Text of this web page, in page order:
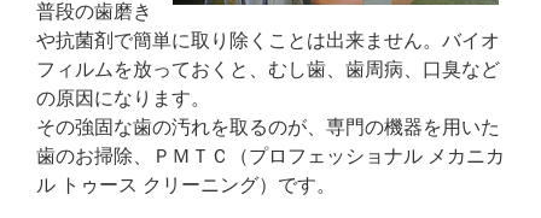
普段の歯磨き
や抗菌剤で簡単に取り除くことは出来ません。バイオ
フィルムを放っておくと、むし歯、歯周病、口臭など
の原因になります。
その強固な歯の汚れを取るのが、専門の機器を用いた
歯のお掃除、ＰＭＴＣ（プロフェッショナル メカニカ
ル トゥース クリーニング）です。